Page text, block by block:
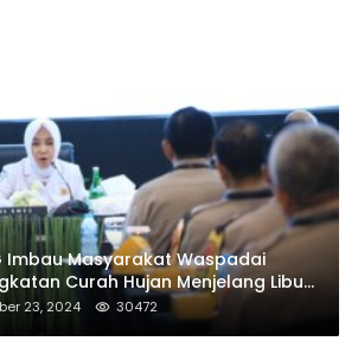
Imbau Masyarakat Waspadai
Curah Hujan Menjelang Libur
Tahun Baru
23, 2024 30472